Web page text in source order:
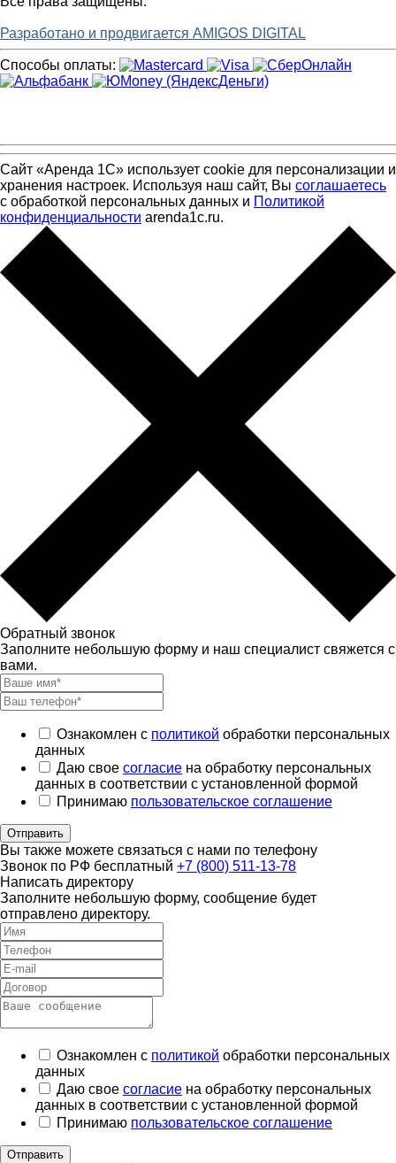
Разработано и продвигается AMIGOS DIGITAL
Способы оплаты:
Сайт «Аренда 1С» использует cookie для персонализации и
хранения настроек. Используя наш сайт, Вы соглашаетесь
с обработкой персональных данных и Политикой
конфиденциальности arenda1c.ru.
Обратный звонок
Заполните небольшую форму и наш специалист свяжется с
вами.
Ознакомлен с политикой обработки персональных
данных
Даю свое согласие на обработку персональных
данных в соответствии с установленной формой
Принимаю пользовательское соглашение
Отправить
Вы также можете связаться с нами по телефону
Звонок по РФ бесплатный +7 (800) 511-13-78
Написать директору
Заполните небольшую форму, сообщение будет
отправлено директору.
Ознакомлен с политикой обработки персональных
данных
Даю свое согласие на обработку персональных
данных в соответствии с установленной формой
Принимаю пользовательское соглашение
Отправить